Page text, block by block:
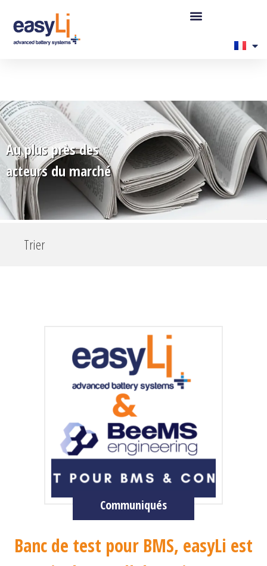
Au plus près des
acteurs du marché
Trier
Communiqués
Banc de test pour BMS, easyLi est